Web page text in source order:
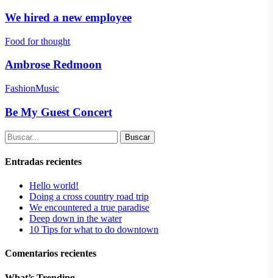
We hired a new employee
Food for thought
Ambrose Redmoon
FashionMusic
Be My Guest Concert
Buscar
Entradas recientes
Hello world!
Doing a cross country road trip
We encountered a true paradise
Deep down in the water
10 Tips for what to do downtown
Comentarios recientes